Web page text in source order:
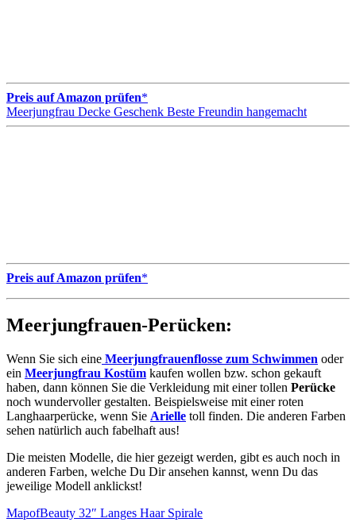
Preis auf Amazon prüfen*
Meerjungfrau Decke Geschenk Beste Freundin hangemacht
Preis auf Amazon prüfen*
Meerjungfrauen-Perücken:
Wenn Sie sich eine Meerjungfrauenflosse zum Schwimmen oder
ein Meerjungfrau Kostüm kaufen wollen bzw. schon gekauft
haben, dann können Sie die Verkleidung mit einer tollen Perücke
noch wundervoller gestalten. Beispielsweise mit einer roten
Langhaarperücke, wenn Sie Arielle toll finden. Die anderen Farben
sehen natürlich auch fabelhaft aus!
Die meisten Modelle, die hier gezeigt werden, gibt es auch noch in
anderen Farben, welche Du Dir ansehen kannst, wenn Du das
jeweilige Modell anklickst!
MapofBeauty 32″ Langes Haar Spirale